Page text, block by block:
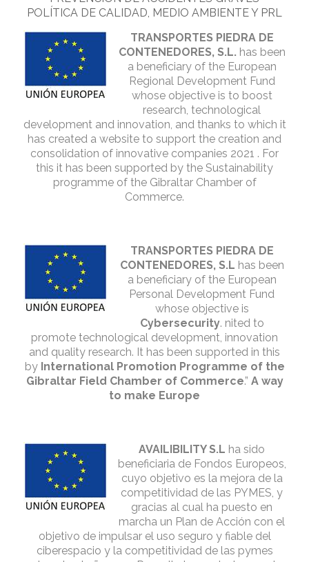
POLÍTICA DE CALIDAD, MEDIO AMBIENTE Y PRL
TRANSPORTES PIEDRA DE
CONTENEDORES, S.L. has been
a beneficiary of the European
Regional Development Fund
whose objective is to boost
research, technological
development and innovation, and thanks to which it
has created a website to support the creation and
consolidation of innovative companies 2021 . For
this it has been supported by the Sustainability
programme of the Gibraltar Chamber of
Commerce.
TRANSPORTES PIEDRA DE
CONTENEDORES, S.L has been
a beneficiary of the European
Personal Development Fund
whose objective is
Cybersecurity. nited to
promote technological development, innovation
and quality research. It has been supported in this
by International Promotion Programme of the
Gibraltar Field Chamber of Commerce.” A way
to make Europe
AVAILIBILITY S.L ha sido
beneficiaria de Fondos Europeos,
cuyo objetivo es la mejora de la
competitividad de las PYMES, y
gracias al cual ha puesto en
marcha un Plan de Acción con el
objetivo de impulsar el uso seguro y fiable del
ciberespacio y la competitividad de las pymes